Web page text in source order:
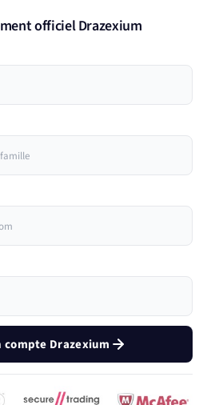
officiel Drazexium
compte Drazexium